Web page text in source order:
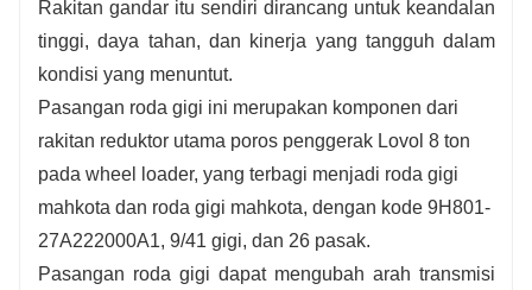
kondisi kerja.
5. Harga yang efektif dengan kontrol kualitas
sesuai dengan standar inspeksi pabrik asli,
menjamin kualitas tanpa kekhawatiran.
6. Persediaan yang cukup di gudang milik
untuk pengiriman cepat dan waktu kedatangan
yang stabil.
Rakitan gandar itu sendiri dirancang untuk keandalan
tinggi, daya tahan, dan kinerja yang tangguh dalam
kondisi yang menuntut.
Pasangan roda gigi ini merupakan komponen dari
rakitan reduktor utama poros penggerak Lovol 8 ton
pada wheel loader, yang terbagi menjadi roda gigi
mahkota dan roda gigi mahkota, dengan kode 9H801-
27A222000A1, 9/41 gigi, dan 26 pasak.
Pasangan roda gigi dapat mengubah arah transmisi